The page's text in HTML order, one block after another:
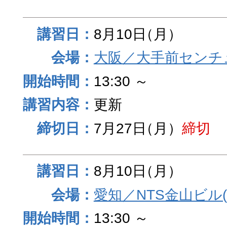
8月10日（月）
大阪／大手前セン
13:30 ～
更新
7月27日（月） 締切
8月10日（月）
愛知／NTS金山ビ
13:30 ～